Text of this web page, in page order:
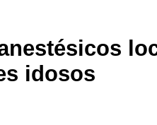
idosos